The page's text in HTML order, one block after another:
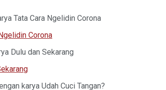
Tata Cara Ngelidin Corona
Corona
Dulu dan Sekarang
karya Udah Cuci Tangan?